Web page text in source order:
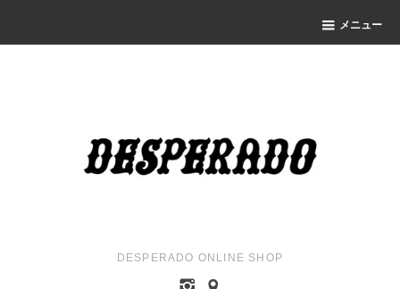
メニュー
DESPERADO ONLINE SHOP